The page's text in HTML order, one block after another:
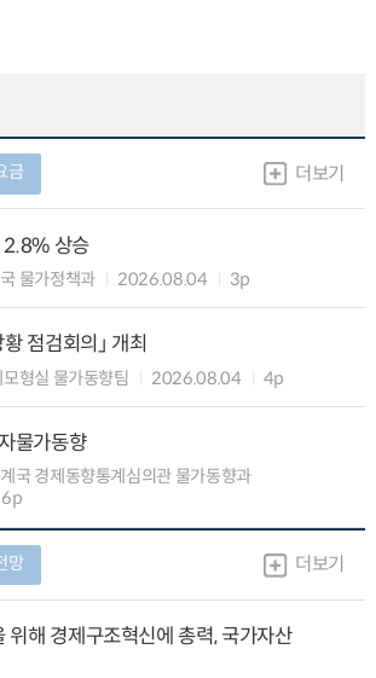
금 더보기
2.8% 상승
물가정책과 2026.08.04 3p
점검회의」 개최
형실 물가동향팀 2026.08.04 4p
물가동향
국 경제동향통계심의관 물가동향과
망 더보기
위해 경제구조혁신에 총력, 국가자산